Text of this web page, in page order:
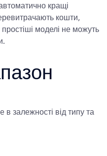
кращі
кошти,
моделі не можуть
залежності від типу та